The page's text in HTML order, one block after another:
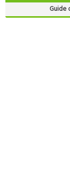
Guide